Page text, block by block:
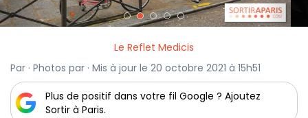
Le Reflet Medicis
Par · Photos par · Mis à jour le 20 octobre 2021 à 15h51
Plus de positif dans votre fil Google ? Ajoutez
Sortir à Paris.